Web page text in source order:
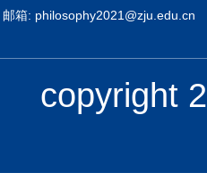
邮箱: philosophy2021@zju.edu.cn
copyright